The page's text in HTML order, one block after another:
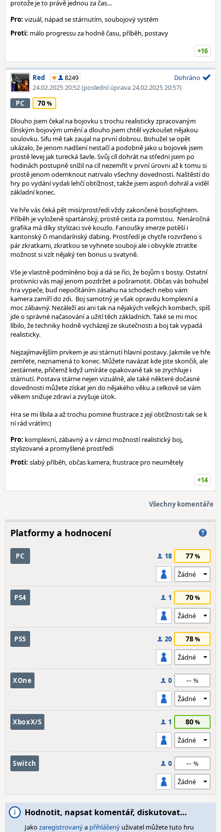
protože je to právě jednou za čas…
Pro: vizuál, nápad se stárnutím, soubojový systém
Proti: málo progressu za hodně času, příběh, postavy
+16
Red
8249
24.02.2025 20:52(poslední úprava 24.02.2025 20:57)
Dohráno
PC 70
Dlouho jsem čekal na bojovku s trochu realisticky zpracovaným
čínským bojovým umění a dlouho jsem chtěl vyzkoušet nějakou
soulovku. Sifu mě tak zaujal na první dobrou. Bohužel se opět
ukázalo, že jenom nadšení nestačí a podobně jako u bojovek jsem
prostě levej jak turecká šavle. Svůj cíl dohrát na střední jsem po
hodinách postupně snížil na cíl nezemřít v první úrovni až k tomu si
prostě jenom odemknout natrvalo všechny dovednosti. Naštěstí do
hry po vydání vydali lehčí obtížnost, takže jsem aspoň dohrál a viděl
základní konec.
Ve hře vás čeká pět misí/prostředí vždy zakončené bossfightem.
Příběh je vyloženě spartánský, prostě cesta za pomstou. Nenáročná
grafika má díky stylizaci své kouzlo. Fanoušky imerze potěší i
kantonský či mandarínský dabing. Prostředí je chytře rozvrženo s
pár zkratkami, zkratkou se vyhnete souboji ale i obvykle ztratíte
možnost si vzít nějaký ten bonus u svatyně.
Vše je vlastně podmíněno boji a dá se říci, že bojům s bossy. Ostatní
protivníci vás mají jenom pozdržet a pošramotit. Občas vás bohužel
hra vypeče, buď nepočítáním zásahu na schodech nebo vám
kamera zamíří do zdi. Boj samotný je však opravdu komplexní a
moc zábavný. Nezáleží asi ani tak na nějakých velkých kombech, spíš
jde o správné načasování a užití těch základních. Také se mi moc
líbilo, že techniky hodně vycházejí ze skutečnosti a boj tak vypadá
realisticky.
Nejzajímavějším prvkem je asi stárnutí hlavní postavy. Jakmile ve hře
zemřete, neznamená to konec. Můžete navázat kde jste skončili, ale
zestárnete, přičemž když umíráte opakovaně tak se zrychluje i
stárnutí. Postava stárne nejen vizuálně, ale také některé dočasné
dovednosti můžete získat jen do nějakého věku a celkově se vám
věkem snižuje zdraví a zvyšuje útok.
Hra se mi líbila a až trochu pomine frustrace z její obtížnosti tak se k
ní rád vrátím:)
Pro: komplexní, zábavný a v rámci možností realistický boj,
stylizované a promyšlené prostředí
Proti: slabý příběh, občas kamera, frustrace pro neumětely
+14
Všechny komentáře
Platformy a hodnocení
PC 18 77
PS4 1 70
PS5 20 78
XOne 0 --
XboxX/S 1 80
Switch 0 --
Hodnotit, napsat komentář, diskutovat…
Jakozaregistrovanýa přihlášený uživatel můžete tuto hru